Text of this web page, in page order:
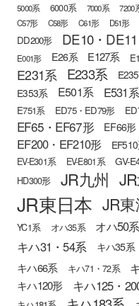
5000系 6000系 7000系 7200
C57形
C58形 C61形 D51形
DD200形 DE10・
E001形 E26系 E127系
E231系 E233系
E353系 E501系 E531系
E751系 ED75・ED79形
EF65・EF67形 EF66形
EF200・EF210形
EV-E301系 EV-E801系 GV-
HD300形 JR九州
JR東日本 JR
YC1系 オハ35系 オハ50系
キハ31・54系 キハ35系
キハ66系 キハ71・72系
キハ120形 キハ125・